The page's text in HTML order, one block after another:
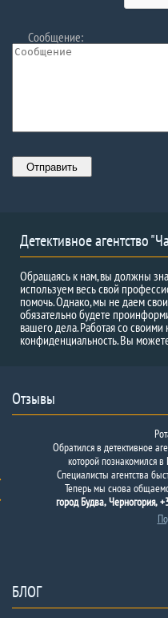
Сообщение:
Детективное агентство
Обращаясь к нам, вы должны
используем весь свой
помочь. Однако, мы не даем
обязательно будете
вашего дела. Работая со
конфиденциальность. Вы
Отзывы
Обратился в детективное
которой познакомился
Специалисты агентства
Теперь мы снова
город Будва, Черногория,
БЛОГ